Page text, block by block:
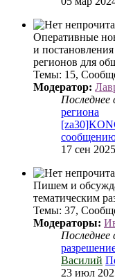
Оперативные
и
регионов для
Темы: 15,
Модератор:
Последнее
региона
17 сен
Пишем и
тематическим
Темы: 37,
Модераторы:
Последнее
Василий
23 июл